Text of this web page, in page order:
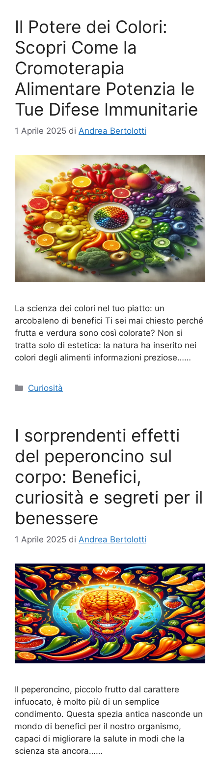
Il Potere dei Colori:
Scopri Come la
Cromoterapia
Alimentare Potenzia le
Tue Difese Immunitarie
1 Aprile 2025 di Andrea Bertolotti
La scienza dei colori nel tuo piatto: un
arcobaleno di benefici Ti sei mai chiesto perché
frutta e verdura sono così colorate? Non si
tratta solo di estetica: la natura ha inserito nei
colori degli alimenti informazioni preziose……
Categorie
Curiosità
I sorprendenti effetti
del peperoncino sul
corpo: Benefici,
curiosità e segreti per il
benessere
1 Aprile 2025 di Andrea Bertolotti
Il peperoncino, piccolo frutto dal carattere
infuocato, è molto più di un semplice
condimento. Questa spezia antica nasconde un
mondo di benefici per il nostro organismo,
capaci di migliorare la salute in modi che la
scienza sta ancora……